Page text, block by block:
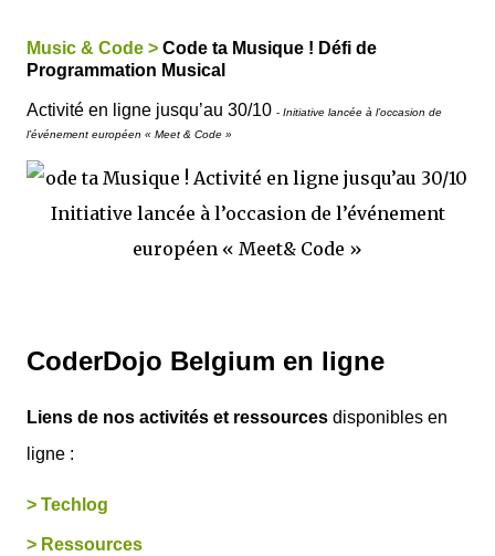
Music & Code > Code ta Musique ! Défi de
Programmation Musical
Activité en ligne jusqu’au 30/10 - Initiative lancée à l’occasion de
l’événement européen « Meet & Code »
CoderDojo Belgium en ligne
Liens de nos activités et ressources disponibles en
ligne :
> Techlog
> Ressources